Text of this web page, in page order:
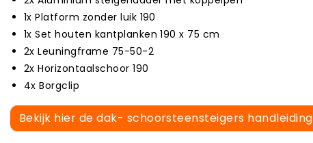
1x Platform zonder luik 190
1x Set houten kantplanken 190 x 75 cm
2x Leuningframe 75-50-2
2x Horizontaalschoor 190
4x Borgclip
Bekijk hier de dak- schoorsteensteigers handleiding